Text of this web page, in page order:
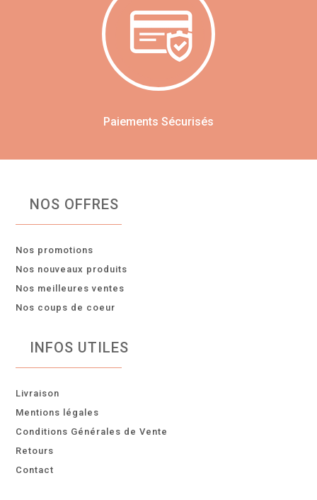
Paiements Sécurisés
NOS OFFRES
Nos promotions
Nos nouveaux produits
Nos meilleures ventes
Nos coups de coeur
INFOS UTILES
Livraison
Mentions légales
Conditions Générales de Vente
Retours
Contact